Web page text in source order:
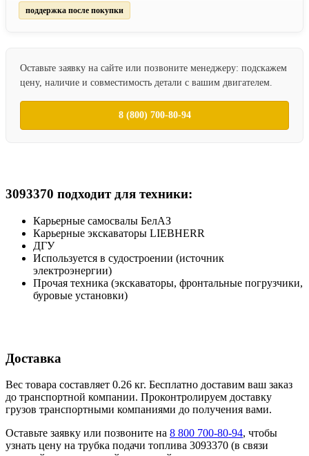
поддержка после покупки
Оставьте заявку на сайте или позвоните менеджеру: подскажем
цену, наличие и совместимость детали с вашим двигателем.
8 (800) 700-80-94
3093370 подходит для техники:
Карьерные самосвалы БелАЗ
Карьерные экскаваторы LIEBHERR
ДГУ
Используется в судостроении (источник
электроэнергии)
Прочая техника (экскаваторы, фронтальные погрузчики,
буровые установки)
Доставка
Вес товара составляет 0.26 кг. Бесплатно доставим ваш заказ
до транспортной компании. Проконтролируем доставку
грузов транспортными компаниями до получения вами.
Оставьте заявку или позвоните на 8 800 700-80-94, чтобы
узнать цену на трубка подачи топлива 3093370 (в связи